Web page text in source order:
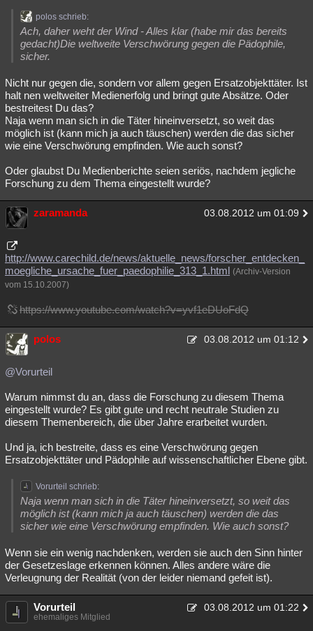
polos schrieb:
Ach, daher weht der Wind - Alles klar (habe mir das bereits
gedacht)Die weltweite Verschwörung gegen die Pädophile,
sicher.
Nicht nur gegen die, sondern vor allem gegen Ersatzobjekttäter. Ist
halt nen weltweiter Medienerfolg und bringt gute Absätze. Oder
bestreitest Du das?
Naja wenn man sich in die Täter hineinversetzt, so weit das
möglich ist (kann mich ja auch täuschen) werden die das sicher
wie eine Verschwörung empfinden. Wie auch sonst?
Oder glaubst Du Medienberichte seien seriös, nachdem jegliche
Forschung zu dem Thema eingestellt wurde?
zaramanda 03.08.2012 um 01:09
http://www.carechild.de/news/aktuelle_news/forscher_entdecken_
moegliche_ursache_fuer_paedophilie_313_1.html (Archiv-Version
vom 15.10.2007)
https://www.youtube.com/watch?v=yvf1eDUoFdQ
polos 03.08.2012 um 01:12
@Vorurteil
Warum nimmst du an, dass die Forschung zu diesem Thema
eingestellt wurde? Es gibt gute und recht neutrale Studien zu
diesem Themenbereich, die über Jahre erarbeitet wurden.
Und ja, ich bestreite, dass es eine Verschwörung gegen
Ersatzobjekttäter und Pädophile auf wissenschaftlicher Ebene gibt.
Vorurteil schrieb:
Naja wenn man sich in die Täter hineinversetzt, so weit das
möglich ist (kann mich ja auch täuschen) werden die das
sicher wie eine Verschwörung empfinden. Wie auch sonst?
Wenn sie ein wenig nachdenken, werden sie auch den Sinn hinter
der Gesetzeslage erkennen können. Alles andere wäre die
Verleugnung der Realität (von der leider niemand gefeit ist).
Vorurteil 03.08.2012 um 01:22
ehemaliges Mitglied